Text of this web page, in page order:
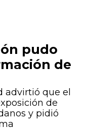
pudo
de
advirtió que el
de
y pidió